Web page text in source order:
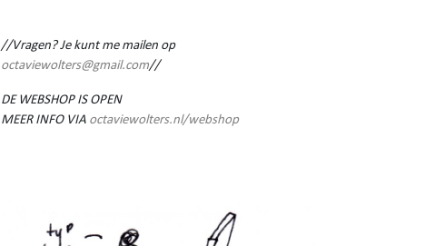
//Vragen? Je kunt me mailen op
octaviewolters@gmail.com//
DE WEBSHOP IS OPEN
MEER INFO VIA octaviewolters.nl/webshop